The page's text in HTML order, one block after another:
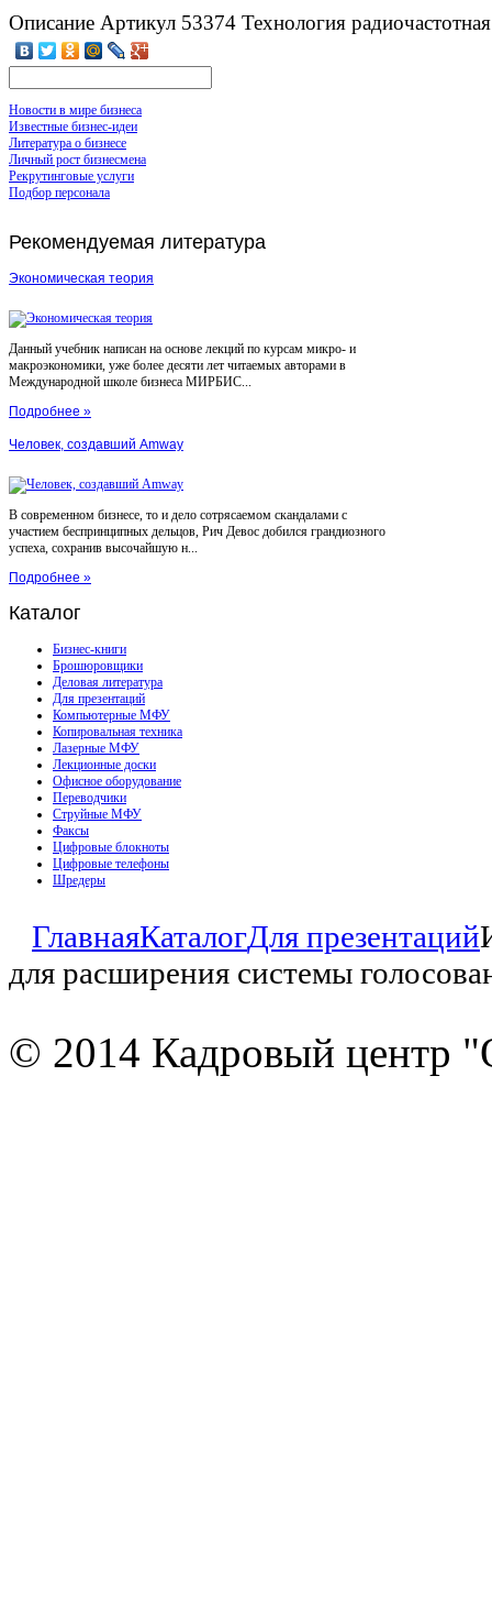
Описание Артикул 53374 Технология радиочастотная
Новости в мире бизнеса
Известные бизнес-идеи
Литература о бизнесе
Личный рост бизнесмена
Рекрутинговые услуги
Подбор персонала
Рекомендуемая литература
Экономическая теория
Данный учебник написан на основе лекций по курсам микро- и
макроэкономики, уже более десяти лет читаемых авторами в
Международной школе бизнеса МИРБИС...
Подробнее »
Человек, создавший Amway
В современном бизнесе, то и дело сотрясаемом скандалами с
участием беспринципных дельцов, Рич Девос добился грандиозного
успеха, сохранив высочайшую н...
Подробнее »
Каталог
Бизнес-книги
Брошюровщики
Деловая литература
Для презентаций
Компьютерные МФУ
Копировальная техника
Лазерные МФУ
Лекционные доски
Офисное оборудование
Переводчики
Струйные МФУ
Факсы
Цифровые блокноты
Цифровые телефоны
Шредеры
ГлавнаяКаталогДля презентаций
для расширения системы
© 2014 Кадровый центр